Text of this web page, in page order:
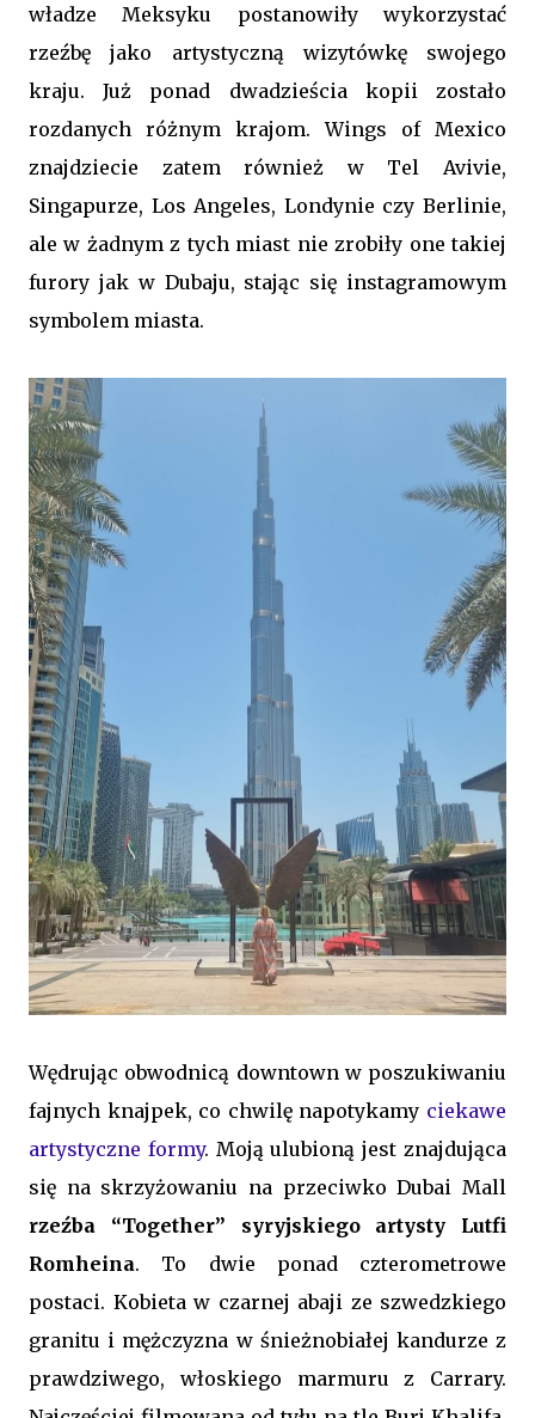
władze Meksyku postanowiły wykorzystać
rzeźbę jako artystyczną wizytówkę swojego
kraju. Już ponad dwadzieścia kopii zostało
rozdanych różnym krajom. Wings of Mexico
znajdziecie zatem również w Tel Avivie,
Singapurze, Los Angeles, Londynie czy Berlinie,
ale w żadnym z tych miast nie zrobiły one takiej
furory jak w Dubaju, stając się instagramowym
symbolem miasta.
Wędrując obwodnicą downtown w poszukiwaniu
fajnych knajpek, co chwilę napotykamy ciekawe
artystyczne formy. Moją ulubioną jest znajdująca
się na skrzyżowaniu na przeciwko Dubai Mall
rzeźba “Together” syryjskiego artysty Lutfi
Romheina. To dwie ponad czterometrowe
postaci. Kobieta w czarnej abaji ze szwedzkiego
granitu i mężczyzna w śnieżnobiałej kandurze z
prawdziwego, włoskiego marmuru z Carrary.